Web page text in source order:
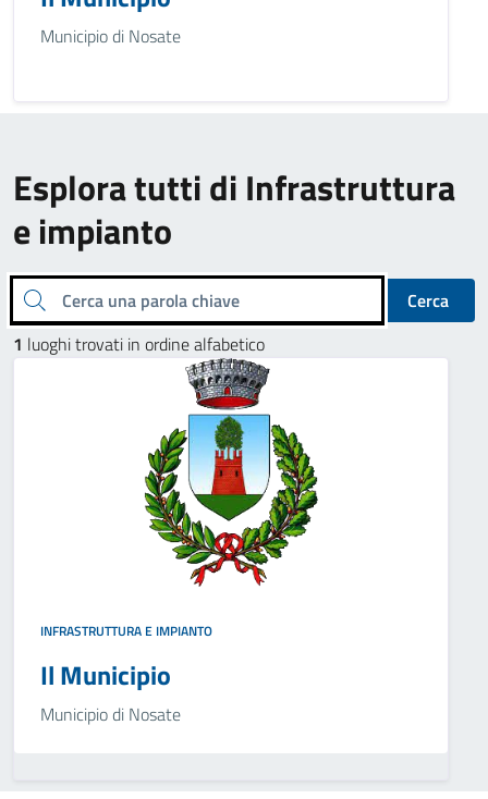
Municipio di Nosate
Esplora tutti di Infrastruttura
e impianto
Cerca una parola chiave
Cerca
1 luoghi trovati in ordine alfabetico
INFRASTRUTTURA E IMPIANTO
Il Municipio
Municipio di Nosate